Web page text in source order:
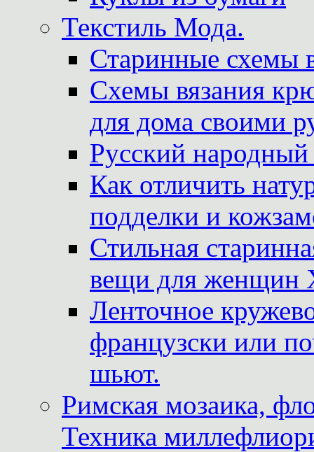
Текстиль Мода.
Старинные схемы
Схемы вязания
для дома своими
Русский
Как отличить
подделки и
Стильная
вещи для женщин
Ленточное
французски или
шьют.
Римская мозаика,
Техника